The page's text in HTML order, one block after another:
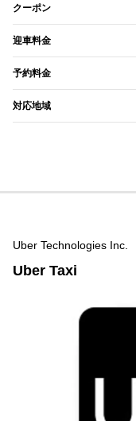
クーポン
迎車料金
予約料金
対応地域
Uber Technologies Inc.
Uber Taxi